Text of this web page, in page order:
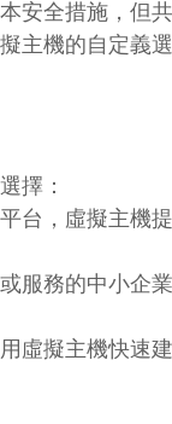
安全措施，但
主機的自定義
擇：
台，虛擬主機
服務的中小企
虛擬主機快速